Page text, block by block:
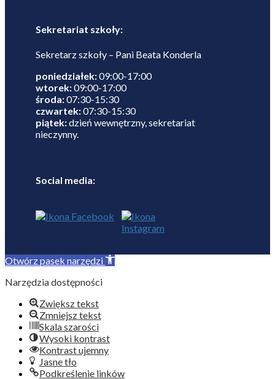
Sekretariat szkoły:
Sekretarz szkoły – Pani Beata Konderla
poniedziałek:09:00-17:00
wtorek:09:00-17:00
środa:07:30-15:30
czwartek:07:30-15:30
piątek:dzień wewnętrzny, sekretariat
nieczynny.
Social media:
Otwórz pasek narzędzi
Narzędzia dostępności
Zwiększ tekst
Zmniejsz tekst
Skala szarości
Wysoki kontrast
Kontrast ujemny
Jasne tło
Podkreślenie linków